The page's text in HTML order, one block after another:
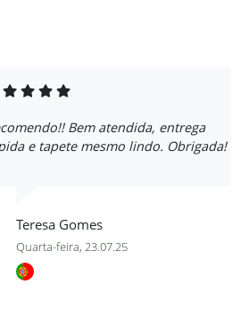
Bem atendida, entrega
e tapete mesmo lindo. Obrigada!
Teresa Gomes
Quarta-feira, 23.07.25